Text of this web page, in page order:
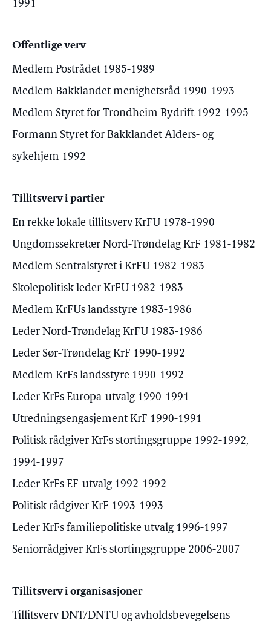
1991
Offentlige verv
Medlem Postrådet 1985-1989
Medlem Bakklandet menighetsråd 1990-1993
Medlem Styret for Trondheim Bydrift 1992-1995
Formann Styret for Bakklandet Alders- og
sykehjem 1992
Tillitsverv i partier
En rekke lokale tillitsverv KrFU 1978-1990
Ungdomssekretær Nord-Trøndelag KrF 1981-1982
Medlem Sentralstyret i KrFU 1982-1983
Skolepolitisk leder KrFU 1982-1983
Medlem KrFUs landsstyre 1983-1986
Leder Nord-Trøndelag KrFU 1983-1986
Leder Sør-Trøndelag KrF 1990-1992
Medlem KrFs landsstyre 1990-1992
Leder KrFs Europa-utvalg 1990-1991
Utredningsengasjement KrF 1990-1991
Politisk rådgiver KrFs stortingsgruppe 1992-1992,
1994-1997
Leder KrFs EF-utvalg 1992-1992
Politisk rådgiver KrF 1993-1993
Leder KrFs familiepolitiske utvalg 1996-1997
Seniorrådgiver KrFs stortingsgruppe 2006-2007
Tillitsverv i organisasjoner
Tillitsverv DNT/DNTU og avholdsbevegelsens